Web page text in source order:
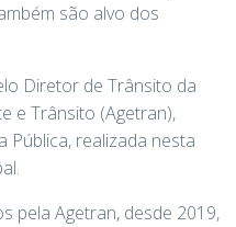
são alvo dos
Diretor de Trânsito da
e Trânsito (Agetran),
Pública, realizada nesta
pela Agetran, desde 2019,